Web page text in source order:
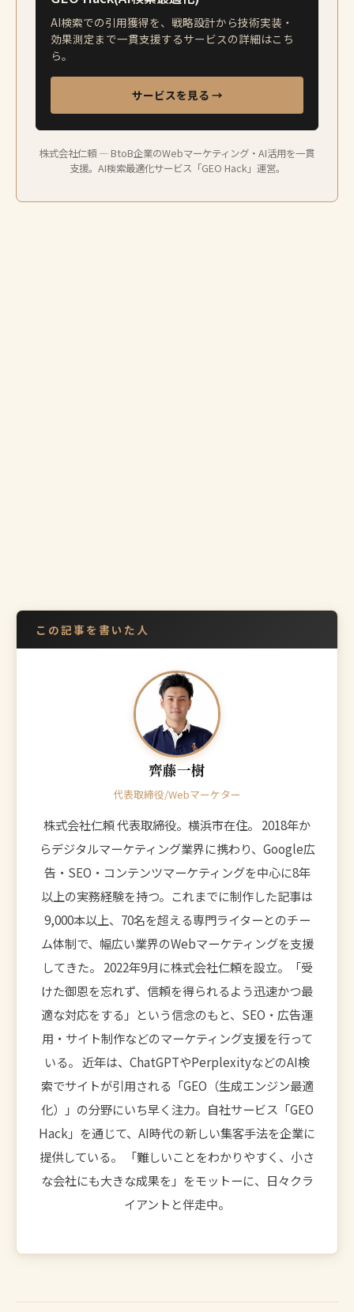
AI検索での引用獲得を、戦略設計から技術実装・
効果測定まで一貫支援するサービスの詳細はこち
ら。
サービスを見る →
株式会社仁頼 — BtoB企業のWebマーケティング・AI活用を一貫
支援。AI検索最適化サービス「GEO Hack」運営。
この記事を書いた人
齊藤一樹
代表取締役/Webマーケター
株式会社仁頼 代表取締役。横浜市在住。 2018年か
らデジタルマーケティング業界に携わり、Google広
告・SEO・コンテンツマーケティングを中心に8年
以上の実務経験を持つ。これまでに制作した記事は
9,000本以上、70名を超える専門ライターとのチー
ム体制で、幅広い業界のWebマーケティングを支援
してきた。 2022年9月に株式会社仁頼を設立。「受
けた御恩を忘れず、信頼を得られるよう迅速かつ最
適な対応をする」という信念のもと、SEO・広告運
用・サイト制作などのマーケティング支援を行って
いる。 近年は、ChatGPTやPerplexityなどのAI検
索でサイトが引用される「GEO（生成エンジン最適
化）」の分野にいち早く注力。自社サービス「GEO
Hack」を通じて、AI時代の新しい集客手法を企業に
提供している。 「難しいことをわかりやすく、小さ
な会社にも大きな成果を」をモットーに、日々クラ
イアントと伴走中。